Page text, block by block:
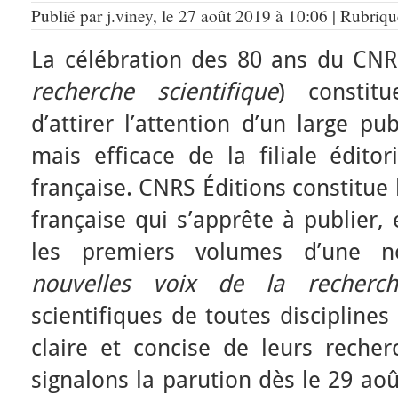
Publié par j.viney, le 27 août 2019 à 10:06 |
La célébration des 80 ans du
recherche scientifique)
d’attirer l’attention d’un large
mais efficace de la filiale
française. CNRS Éditions
française qui s’apprête à
les premiers volumes d’une
nouvelles voix de la
scientifiques de toutes
claire et concise de leurs
signalons la parution dès le 29